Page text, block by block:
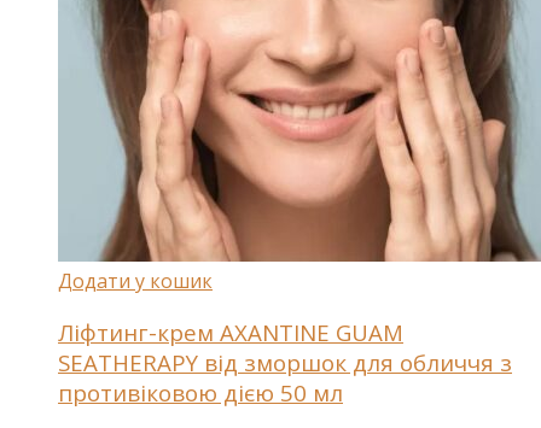
Додати у кошик
Ліфтинг-крем AXANTINE GUAM
SEATHERAPY від зморшок для обличчя з
противіковою дією 50 мл